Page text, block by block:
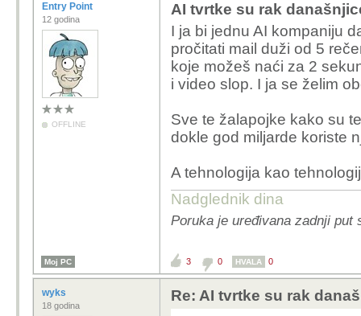
Entry Point
12 godina
OFFLINE
AI tvrtke su rak
I ja bi jednu AI kompaniju
pročitati mail duži od 5
koje možeš naći za 2
i video slop. I ja se želim
Sve te žalapojke kako su
dokle god miljarde koriste
A tehnologija kao
Nadglednik dina
Poruka je uređivana zadnji put
Moj PC 3 0 HVALA 0
wyks
18 godina
Re: AI tvrtke su rak